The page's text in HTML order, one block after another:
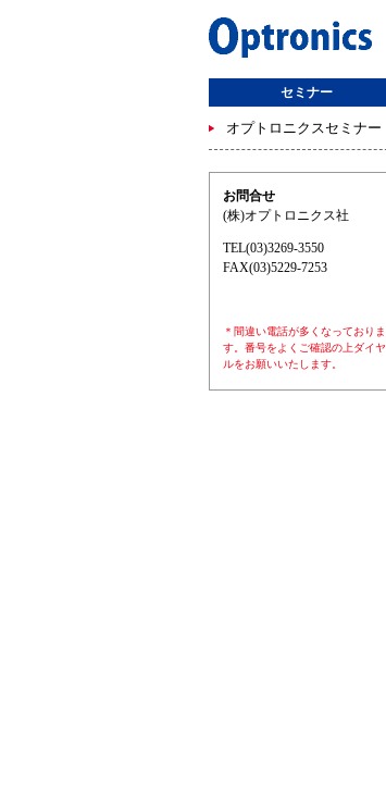
セミナー
オプトロニクスセミナー
お問合せ
(株)オプトロニクス社
TEL(03)3269-3550
FAX(03)5229-7253
＊間違い電話が多くなっておりま
す。番号をよくご確認の上ダイヤ
ルをお願いいたします。